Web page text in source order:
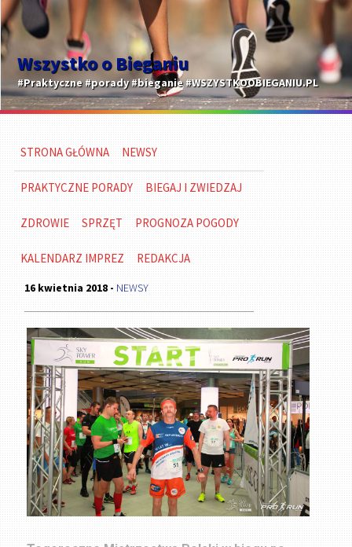
Wszystko o Bieganiu
#Praktyczne #porady #bieganie #WSZYSTKOOBIEGANIU.PL
STRONA GŁÓWNA NEWSY
PRAKTYCZNE PORADY BIEGAJ I ZWIEDZAJ
ZDROWIE SPRZĘT PROGNOZA POGODY
KALENDARZ IMPREZ REDAKCJA
16 kwietnia 2018 - NEWSY